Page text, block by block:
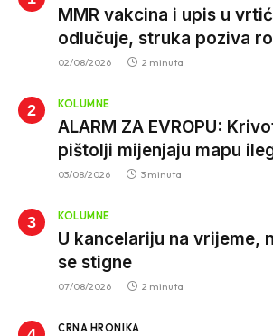
MMR vakcina i upis u
odlučuje, struka poziva
vjeruju nauci
02/08/2026 2 minuta
KOLUMNE
ALARM ZA EVROPU:
pištolji mijenjaju mapu
istrage ukazuju na
03/08/2026 3 minuta
KOLUMNE
U kancelariju na vrijeme,
se stigne
07/08/2026 2 minuta
CRNA HRONIKA